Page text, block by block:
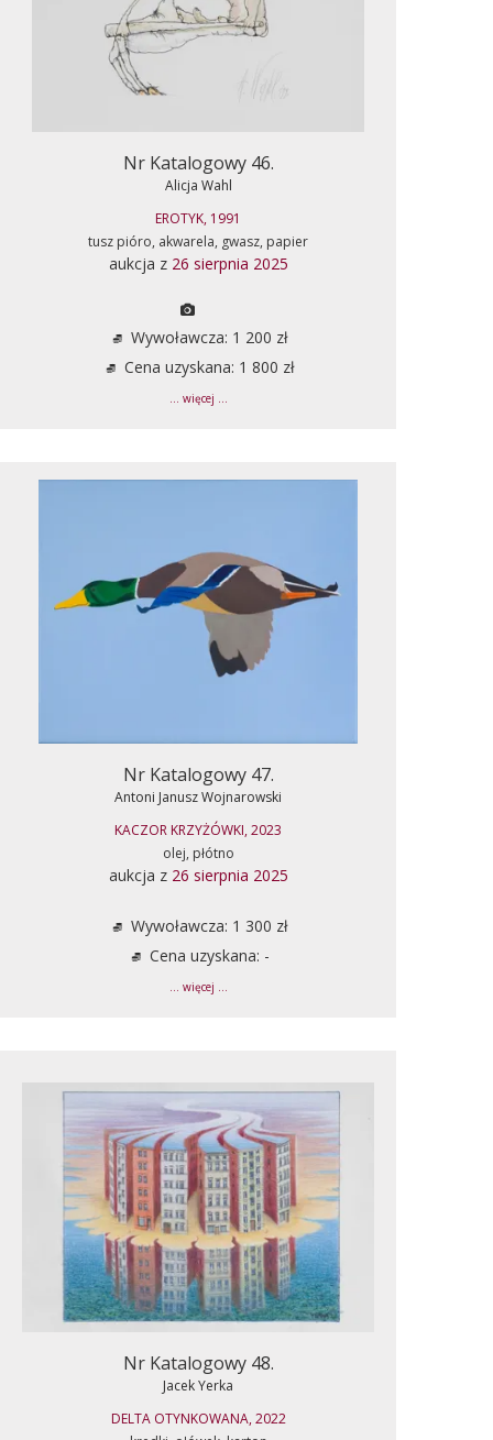
Nr Katalogowy 46.
Alicja Wahl
EROTYK, 1991
tusz pióro, akwarela, gwasz, papier
aukcja z 26 sierpnia 2025
Wywoławcza: 1 200 zł
Cena uzyskana: 1 800 zł
... więcej ...
Nr Katalogowy 47.
Antoni Janusz Wojnarowski
KACZOR KRZYŻÓWKI, 2023
olej, płótno
aukcja z 26 sierpnia 2025
Wywoławcza: 1 300 zł
Cena uzyskana: -
... więcej ...
Nr Katalogowy 48.
Jacek Yerka
DELTA OTYNKOWANA, 2022